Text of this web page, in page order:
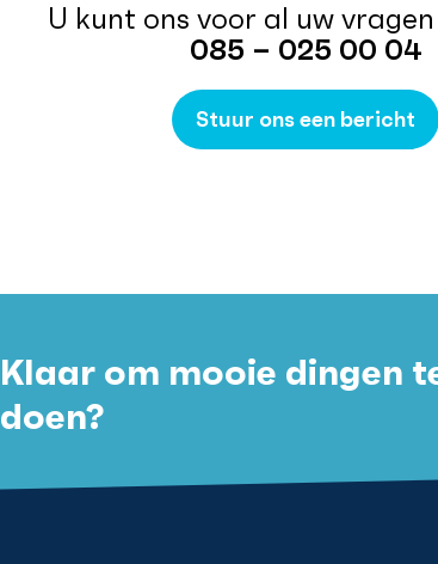
U kunt ons voor al uw
085 – 025 00 04
Stuur ons een bericht
Klaar om mooie dingen
doen?